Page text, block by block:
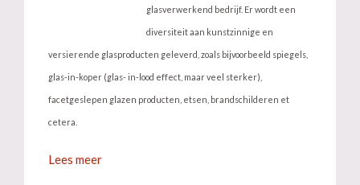
glasverwerkend bedrijf. Er wordt een
diversiteit aan kunstzinnige en
versierende glasproducten geleverd, zoals bijvoorbeeld spiegels,
glas-in-koper (glas- in-lood effect, maar veel sterker),
facetgeslepen glazen producten, etsen, brandschilderen et
cetera.
Lees meer